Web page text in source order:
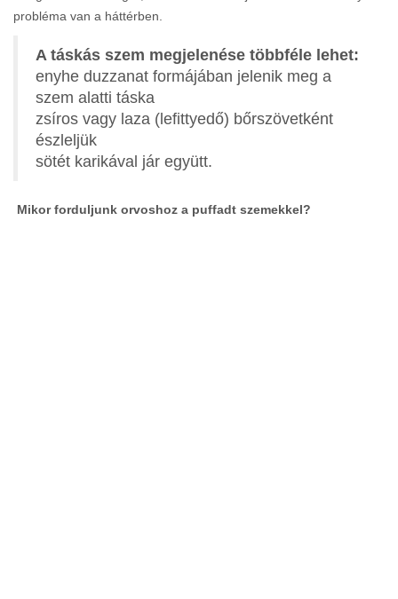
probléma van a háttérben.
A táskás szem megjelenése többféle lehet:
enyhe duzzanat formájában jelenik meg a
szem alatti táska
zsíros vagy laza (lefittyedő) bőrszövetként
észleljük
sötét karikával jár együtt.
Mikor forduljunk orvoshoz a puffadt szemekkel?